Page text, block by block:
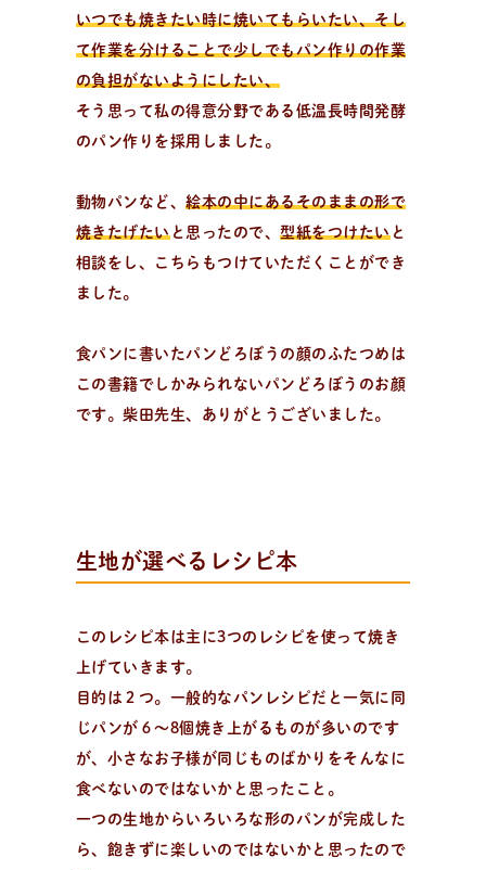
パン教 室
出張パン教室を開催中
ン教室に伺います。幼保施設を中心に小中学校や高校、
子供会や福祉施設・病院等様々な施設で開催可能！
のパンでお買 い物
大好評！パンが簡単に美味しく焼ける「麻衣子のMy
粉」、その他オリジナル商品からパン作りに役立つおす
いつでも焼きたい時に焼いてもらいたい、そし
て作業を分けることで少しでもパン作りの作業
の負担がないようにしたい、
そう思って私の得意分野である低温長時間発酵
のパン作りを採用しました。
動物パンなど、絵本の中にあるそのままの形で
焼きたげたいと思ったので、型紙をつけたいと
相談をし、こちらもつけていただくことができ
ました。
食パンに書いたパンどろぼうの顔のふたつめは
この書籍でしかみられないパンどろぼうのお顔
です。柴田先生、ありがとうございました。
生地が選べるレシピ本
このレシピ本は主に3つのレシピを使って焼き
上げていきます。
目的は２つ。一般的なパンレシピだと一気に同
じパンが６〜8個焼き上がるものが多いのです
が、小さなお子様が同じものばかりをそんなに
食べないのではないかと思ったこと。
一つの生地からいろいろな形のパンが完成した
ら、飽きずに楽しいのではないかと思ったので